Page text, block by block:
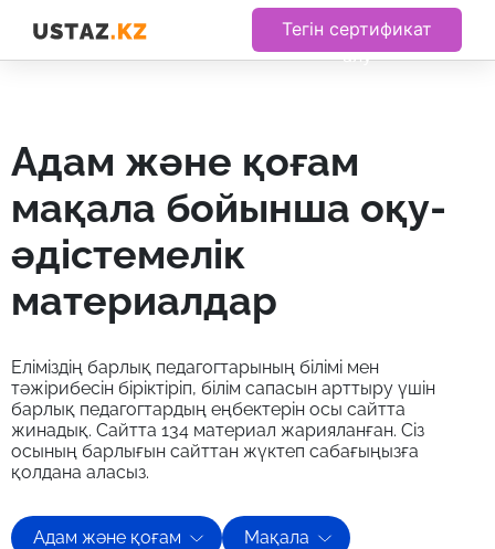
Тегін сертификат
алу
адам және қоғам
мақала бойынша оқу-
әдістемелік
материалдар
Еліміздің барлық педагогтарының білімі мен
тәжірибесін біріктіріп, білім сапасын арттыру үшін
барлық педагогтардың еңбектерін осы сайтта
жинадық. Сайтта 134 материал жарияланған. Сіз
осының барлығын сайттан жүктеп сабағыңызға
қолдана аласыз.
Адам және қоғам Мақала